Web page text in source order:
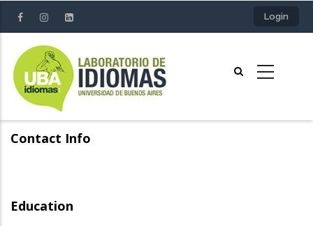
contenido
principal
Login
Contact Info
Education